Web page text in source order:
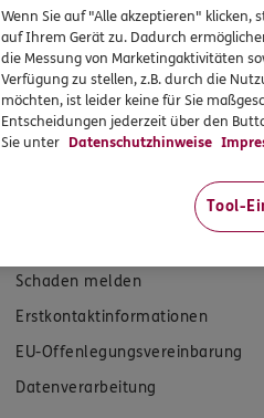
Schaden melden
Erstkontaktinformationen
EU-Offenlegungsvereinbarung
Datenverarbeitung
Wenn Sie auf "Alle akzeptieren" klicken,
auf Ihrem Gerät zu. Dadurch
die Messung von Marketingaktivitäten
Verfügung zu stellen, z.B. durch die
möchten, ist leider keine für Sie
Entscheidungen jederzeit über den
Sie unter Datenschutzhinweise
Tool-